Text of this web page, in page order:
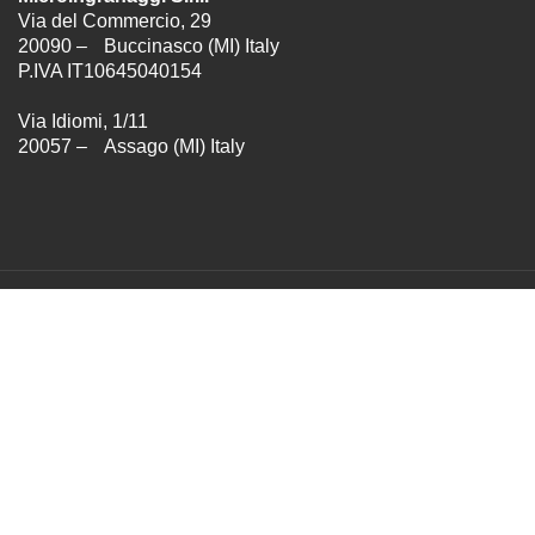
Via del Commercio, 29
20090 – Buccinasco (MI) Italy
P.IVA IT10645040154
Via Idiomi, 1/11
20057 – Assago (MI) Italy